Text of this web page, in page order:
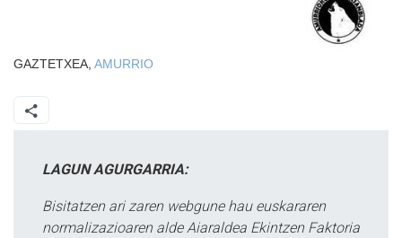
GAZTETXEA, AMURRIO
LAGUN AGURGARRIA:
Bisitatzen ari zaren webgune hau euskararen
normalizazioaren alde Aiaraldea Ekintzen Faktoria